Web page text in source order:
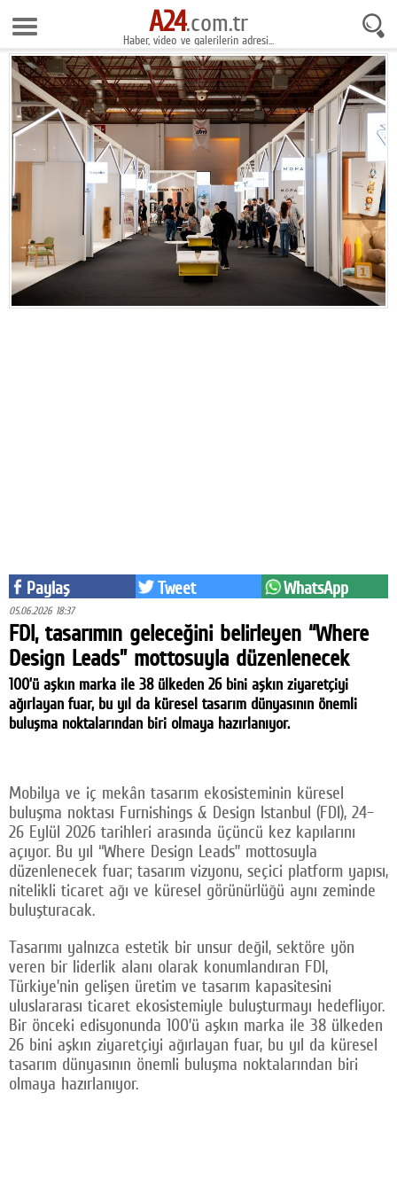
8 Ağustos 2026 10:35:31
Anasayfa
Foto Galeri
Gazeteler
Video Galeri
Gündem
Ekonomi
Yaşam
Magazin
Kültür-sanat
Sağlık
Yazarlar
Künye
Facebook
Twitter
Google Plus
© 2026 TÜM HAKLARI SAKLIDIR
A24.com.tr
Haber, video ve galerilerin adresi...
Paylaş Tweet WhatsApp
05.06.2026 18:37
FDI, tasarımın geleceğini belirleyen “Where
Design Leads” mottosuyla düzenlenecek
100’ü aşkın marka ile 38 ülkeden 26 bini aşkın ziyaretçiyi
ağırlayan fuar, bu yıl da küresel tasarım dünyasının önemli
buluşma noktalarından biri olmaya hazırlanıyor.
Mobilya ve iç mekân tasarım ekosisteminin küresel
buluşma noktası Furnishings & Design Istanbul (FDI), 24–
26 Eylül 2026 tarihleri arasında üçüncü kez kapılarını
açıyor. Bu yıl “Where Design Leads” mottosuyla
düzenlenecek fuar; tasarım vizyonu, seçici platform yapısı,
nitelikli ticaret ağı ve küresel görünürlüğü aynı zeminde
buluşturacak.
Tasarımı yalnızca estetik bir unsur değil, sektöre yön
veren bir liderlik alanı olarak konumlandıran FDI,
Türkiye’nin gelişen üretim ve tasarım kapasitesini
uluslararası ticaret ekosistemiyle buluşturmayı hedefliyor.
Bir önceki edisyonunda 100’ü aşkın marka ile 38 ülkeden
26 bini aşkın ziyaretçiyi ağırlayan fuar, bu yıl da küresel
tasarım dünyasının önemli buluşma noktalarından biri
olmaya hazırlanıyor.